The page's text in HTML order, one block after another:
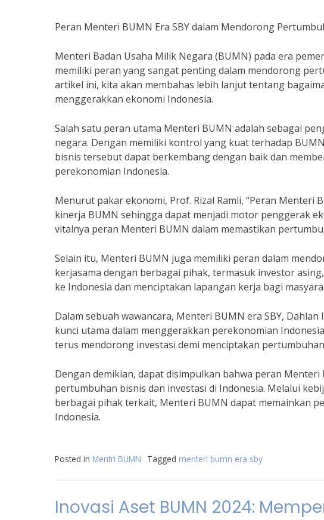
Peran Menteri BUMN Era SBY dalam Mendorong
Menteri Badan Usaha Milik Negara (BUMN) pada era
memiliki peran yang sangat penting dalam mendorong
artikel ini, kita akan membahas lebih lanjut tentang
menggerakkan ekonomi Indonesia.
Salah satu peran utama Menteri BUMN adalah sebagai
negara. Dengan memiliki kontrol yang kuat terhadap
bisnis tersebut dapat berkembang dengan baik dan
perekonomian Indonesia.
Menurut pakar ekonomi, Prof. Rizal Ramli, “Peran Menteri
kinerja BUMN sehingga dapat menjadi motor penggerak
vitalnya peran Menteri BUMN dalam memastikan
Selain itu, Menteri BUMN juga memiliki peran dalam
kerjasama dengan berbagai pihak, termasuk investor
ke Indonesia dan menciptakan lapangan kerja bagi
Dalam sebuah wawancara, Menteri BUMN era SBY,
kunci utama dalam menggerakkan perekonomian
terus mendorong investasi demi menciptakan
Dengan demikian, dapat disimpulkan bahwa peran
pertumbuhan bisnis dan investasi di Indonesia. Melalui
berbagai pihak terkait, Menteri BUMN dapat memainkan
Indonesia.
Posted in Mentri BUMN Tagged menteri bumn era sby
Inovasi Aset BUMN 2024: